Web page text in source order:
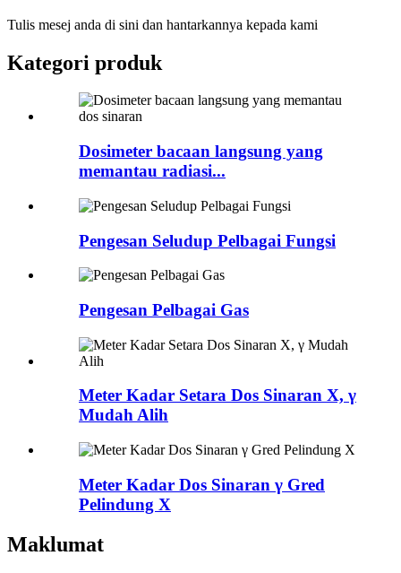
Tulis mesej anda di sini dan hantarkannya kepada kami
Kategori produk
Dosimeter bacaan langsung yang
memantau radiasi...
Pengesan Seludup Pelbagai Fungsi
Pengesan Pelbagai Gas
Meter Kadar Setara Dos Sinaran X, γ
Mudah Alih
Meter Kadar Dos Sinaran γ Gred
Pelindung X
Maklumat